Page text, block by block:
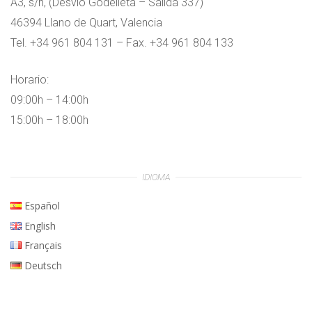
46394 Llano de Quart, Valencia
Tel. +34 961 804 131 – Fax. +34 961 804 133
Horario:
09:00h – 14:00h
15:00h – 18:00h
IDIOMA
Español
English
Français
Deutsch